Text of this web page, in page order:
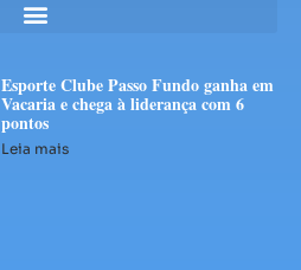
Esporte Clube Passo Fundo ganha em
Vacaria e chega à liderança com 6
pontos
Leia mais